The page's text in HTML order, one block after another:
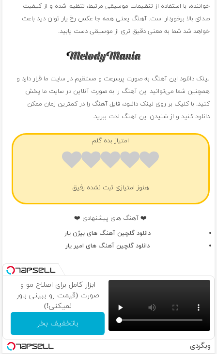
خواننده، با استفاده از تنظیمات موسیقی مرتبط، تنظیم شده و از کیفیت
صدای بالا برخوردار است. آهنگ یعنی همه جا عکس رخ یار توان دید باعث
خواهد شد شما به معنی دقیق تری از موسیقی دست یابید.
لینک دانلود این آهنگ به صورت پرسرعت و مستقیم در سایت ما قرار دارد و
همچنین شما می‌توانید این آهنگ را به صورت آنلاین در سایت ما پخش
کنید. با کلیک بر روی لینک دانلود، فایل آهنگ را در کمترین زمان ممکن
دانلود کنید و از شنیدن این آهنگ لذت ببرید.
امتیاز بده گلم
هنوز امتیازی ثبت نشده رفیق
❤️ آهنگ های پیشنهادی ❤️
دانلود گلچین آهنگ های بیژن یار
دانلود گلچین آهنگ های امیر یار
ابزار کامل برای اصلاح مو و
صورت (قیمت رو ببینی باور
نمیکنی!)
باتخفیف بخر
وبگردی